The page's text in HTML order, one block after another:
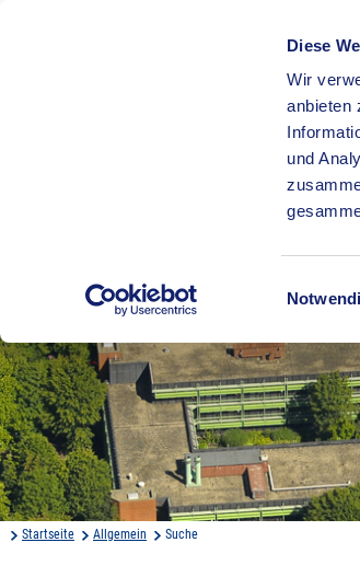
Diese
Wir
anbieten
und
Startseite Allgemein Suche